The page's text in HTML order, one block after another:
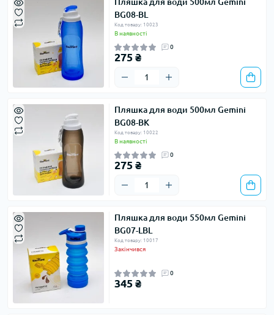
BG08-BL
Код товару: 10023
В наявності
0
275 ₴
Пляшка для води 500мл Gemini
BG08-BK
Код товару: 10022
В наявності
0
275 ₴
Пляшка для води 550мл Gemini
BG07-LBL
Код товару: 10017
Закінчився
0
345 ₴